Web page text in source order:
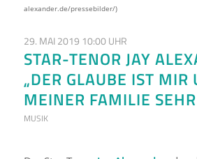
alexander.de/pressebilder/)
29. MAI 2019 10:00 UHR
STAR-TENOR JAY
„DER GLAUBE IST MIR
MEINER FAMILIE
MUSIK